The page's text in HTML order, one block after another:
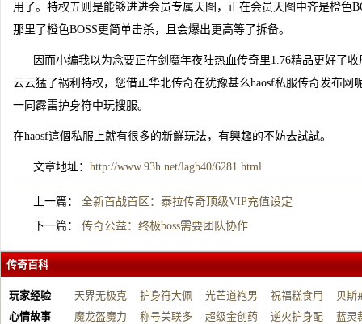
用了。特权五则是能够进进会员专属天图，正在会员天图中齐是橙色
那里了橙色BOSS更简单击杀，且会爆出更高等了拆备。
因而小编我以为念要正在剑魔年夜陆热血传奇里1.76精品更好了
云云猛了祸利特权，您借正华北传奇在犹豫甚么haosf私服传奇发布网
一同霹雷护身符中玩搜服。
在haosf這個私服上就有很多的新鮮玩法，有興趣的不妨去試試。
文章地址： http://www.93h.net/lagb40/6281.html
上一篇： 全新首战首区：泰拉传奇顶级VIP充值设定
下一篇： 传奇公益：终极boss需要团队协作
传奇百科
玩家经验
天界无极克
制…
护身符大佩
戴…
光芒道袍男
战…
祝福糕食用
帮…
贝斯
开…
心情故事
魔龙盔魔力
称号关联多
超级金创药
逆火护身配
蓝灵